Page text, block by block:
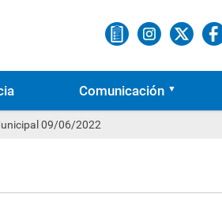
Comunicación
09/06/2022